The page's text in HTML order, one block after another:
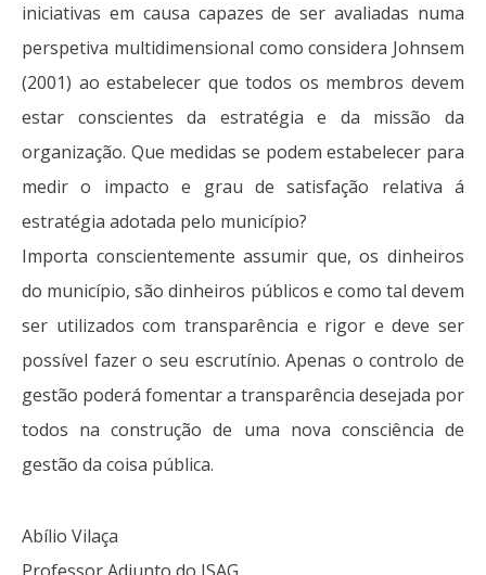
iniciativas em causa capazes de ser avaliadas numa
perspetiva multidimensional como considera Johnsem
(2001) ao estabelecer que todos os membros devem
estar conscientes da estratégia e da missão da
organização. Que medidas se podem estabelecer para
medir o impacto e grau de satisfação relativa á
estratégia adotada pelo município?
Importa conscientemente assumir que, os dinheiros
do município, são dinheiros públicos e como tal devem
ser utilizados com transparência e rigor e deve ser
possível fazer o seu escrutínio. Apenas o controlo de
gestão poderá fomentar a transparência desejada por
todos na construção de uma nova consciência de
gestão da coisa pública.
Abílio Vilaça